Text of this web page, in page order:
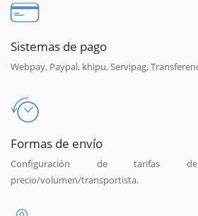
Sistemas de pago
Webpay, Paypal, khipu, Servipag,
Formas de envío
Configuración de tarifas
precio/volumen/transportista.